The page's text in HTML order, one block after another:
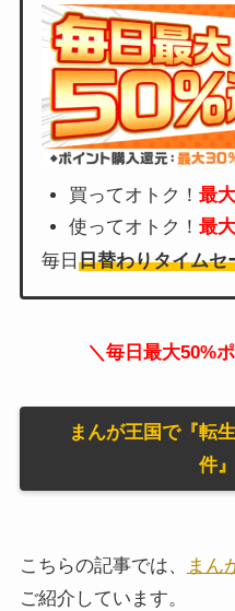
買ってオトク！最
使ってオトク！最
毎日 日替わりタイムセ
＼毎日最大50%
まんが王国で『転
件
こちらの記事では、 まん
ご紹介しています。